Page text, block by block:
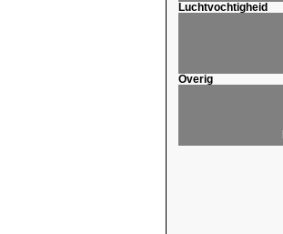
Luchtvochtigheid
Overig